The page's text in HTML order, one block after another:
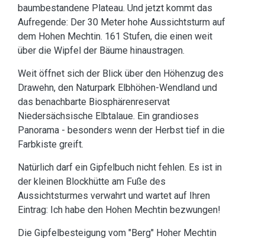
baumbestandene Plateau. Und jetzt kommt das
Aufregende: Der 30 Meter hohe Aussichtsturm auf
dem Hohen Mechtin. 161 Stufen, die einen weit
über die Wipfel der Bäume hinaustragen.
Weit öffnet sich der Blick über den Höhenzug des
Drawehn, den Naturpark Elbhöhen-Wendland und
das benachbarte Biosphärenreservat
Niedersächsische Elbtalaue. Ein grandioses
Panorama - besonders wenn der Herbst tief in die
Farbkiste greift.
Natürlich darf ein Gipfelbuch nicht fehlen. Es ist in
der kleinen Blockhütte am Fuße des
Aussichtsturmes verwahrt und wartet auf Ihren
Eintrag: Ich habe den Hohen Mechtin bezwungen!
Die Gipfelbesteigung vom "Berg" Hoher Mechtin